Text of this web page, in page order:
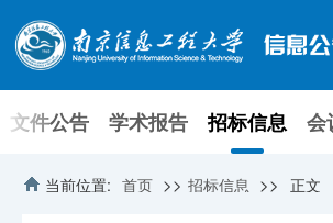
文件公告 学术报告 招标信息 会
当前位置: 首页 >> 招标信息 >> 正文